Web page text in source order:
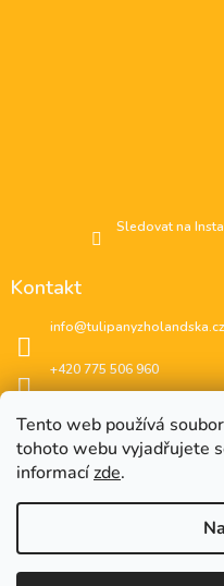
Tento web používá
tohoto webu vyjadřujete
informacízde.
Sledovat na
Kontakt
info@tulipanyzholandska.cz
+420 775 506 960
instagram